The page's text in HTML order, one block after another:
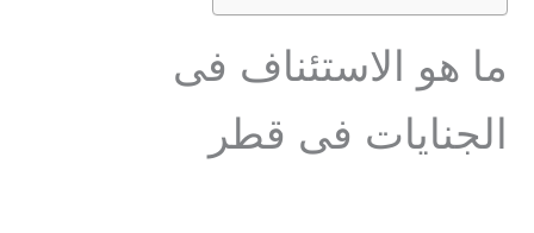
ما هو الاستئناف فى
الجنايات فى قطر